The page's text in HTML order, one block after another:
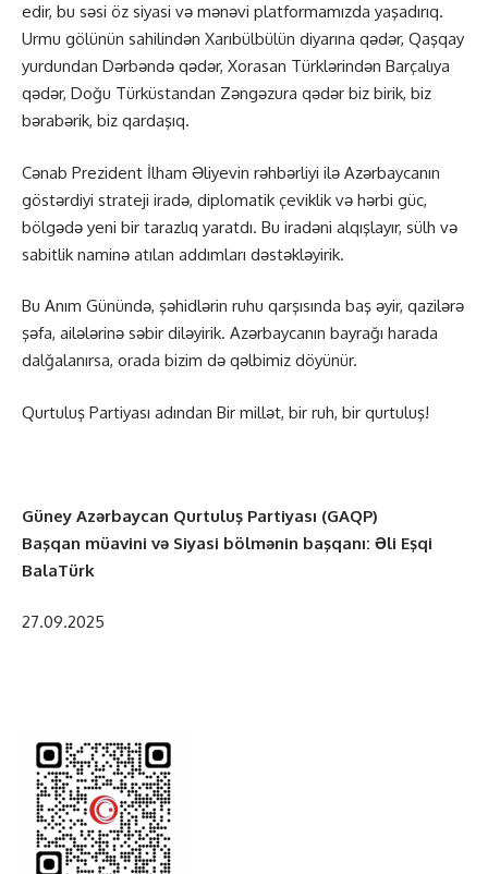
edir, bu səsi öz siyasi və mənəvi platformamızda yaşadırıq.
Urmu gölünün sahilindən Xarıbülbülün diyarına qədər, Qaşqay
yurdundan Dərbəndə qədər, Xorasan Türklərindən Barçalıya
qədər, Doğu Türküstandan Zəngəzura qədər biz birik, biz
bərabərik, biz qardaşıq.
Cənab Prezident İlham Əliyevin rəhbərliyi ilə Azərbaycanın
göstərdiyi strateji iradə, diplomatik çeviklik və hərbi güc,
bölgədə yeni bir tarazlıq yaratdı. Bu iradəni alqışlayır, sülh və
sabitlik naminə atılan addımları dəstəkləyirik.
Bu Anım Günündə, şəhidlərin ruhu qarşısında baş əyir, qazilərə
şəfa, ailələrinə səbir diləyirik. Azərbaycanın bayrağı harada
dalğalanırsa, orada bizim də qəlbimiz döyünür.
Qurtuluş Partiyası adından Bir millət, bir ruh, bir qurtuluş!
Güney Azərbaycan Qurtuluş Partiyası (GAQP)
Başqan müavini və Siyasi bölmənin başqanı: Əli Eşqi
BalaTürk
27.09.2025